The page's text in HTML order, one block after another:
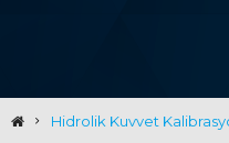
Hidrolik Kuvvet